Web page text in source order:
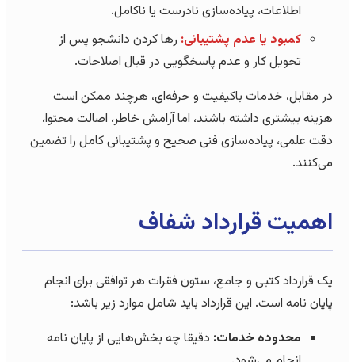
اطلاعات، پیاده‌سازی نادرست یا ناکامل.
کمبود یا عدم پشتیبانی: رها کردن دانشجو پس از
تحویل کار و عدم پاسخگویی در قبال اصلاحات.
در مقابل، خدمات باکیفیت و حرفه‌ای، هرچند ممکن است
هزینه بیشتری داشته باشند، اما آرامش خاطر، اصالت محتوا،
دقت علمی، پیاده‌سازی فنی صحیح و پشتیبانی کامل را تضمین
می‌کنند.
اهمیت قرارداد شفاف
یک قرارداد کتبی و جامع، ستون فقرات هر توافقی برای انجام
پایان نامه است. این قرارداد باید شامل موارد زیر باشد:
محدوده خدمات: دقیقا چه بخش‌هایی از پایان نامه